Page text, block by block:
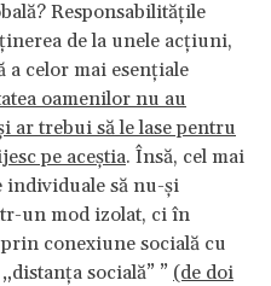
Responsabilitățile
de la unele acțiuni,
a celor mai esențiale
oamenilor nu au
ar trebui să le lase pentru
pe aceștia. Însă, cel mai
individuale să nu-și
un mod izolat, ci în
conexiune socială cu
socială” ” (de doi